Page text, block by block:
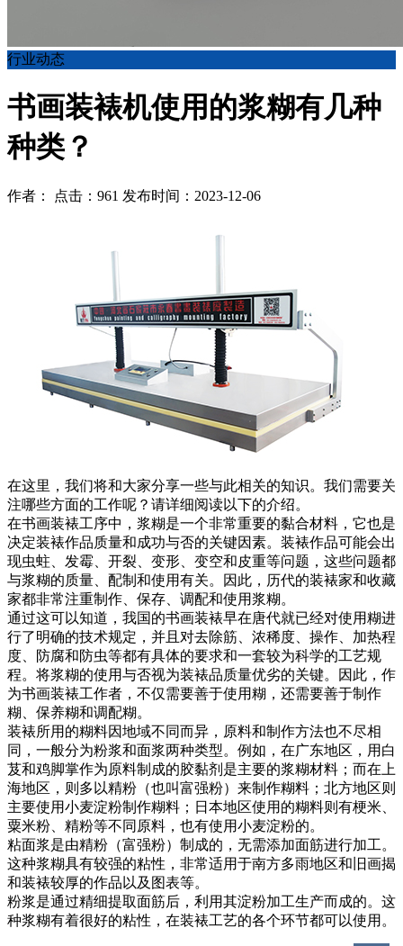
行业动态
书画装裱机使用的浆糊有几种
种类？
作者： 点击：961 发布时间：2023-12-06
在这里，我们将和大家分享一些与此相关的知识。我们需要关
注哪些方面的工作呢？请详细阅读以下的介绍。
在书画装裱工序中，浆糊是一个非常重要的黏合材料，它也是
决定装裱作品质量和成功与否的关键因素。装裱作品可能会出
现虫蛀、发霉、开裂、变形、变空和皮重等问题，这些问题都
与浆糊的质量、配制和使用有关。因此，历代的装裱家和收藏
家都非常注重制作、保存、调配和使用浆糊。
通过这可以知道，我国的书画装裱早在唐代就已经对使用糊进
行了明确的技术规定，并且对去除筋、浓稀度、操作、加热程
度、防腐和防虫等都有具体的要求和一套较为科学的工艺规
程。将浆糊的使用与否视为装裱品质量优劣的关键。因此，作
为书画装裱工作者，不仅需要善于使用糊，还需要善于制作
糊、保养糊和调配糊。
装裱所用的糊料因地域不同而异，原料和制作方法也不尽相
同，一般分为粉浆和面浆两种类型。例如，在广东地区，用白
芨和鸡脚掌作为原料制成的胶黏剂是主要的浆糊材料；而在上
海地区，则多以精粉（也叫富强粉）来制作糊料；北方地区则
主要使用小麦淀粉制作糊料；日本地区使用的糊料则有梗米、
粟米粉、精粉等不同原料，也有使用小麦淀粉的。
粘面浆是由精粉（富强粉）制成的，无需添加面筋进行加工。
这种浆糊具有较强的粘性，非常适用于南方多雨地区和旧画揭
和装裱较厚的作品以及图表等。
粉浆是通过精细提取面筋后，利用其淀粉加工生产而成的。这
种浆糊有着很好的粘性，在装裱工艺的各个环节都可以使用。